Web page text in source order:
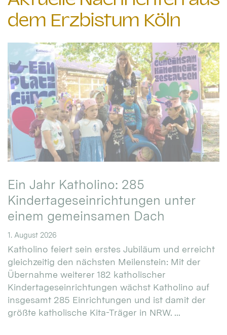
dem Erzbistum Köln
Ein Jahr Katholino: 285
Kindertageseinrichtungen unter
einem gemeinsamen Dach
1. August 2026
Katholino feiert sein erstes Jubiläum und erreicht
gleichzeitig den nächsten Meilenstein: Mit der
Übernahme weiterer 182 katholischer
Kindertageseinrichtungen wächst Katholino auf
insgesamt 285 Einrichtungen und ist damit der
größte katholische Kita-Träger in NRW. ...